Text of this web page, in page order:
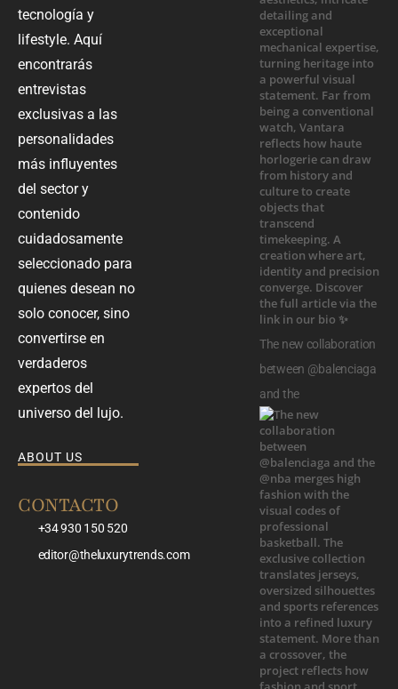
tecnología y
lifestyle. Aquí
encontrarás
entrevistas
exclusivas a las
personalidades
más influyentes
del sector y
contenido
cuidadosamente
seleccionado para
quienes desean no
solo conocer, sino
convertirse en
verdaderos
expertos del
universo del lujo.
ABOUT US
CONTACTO
+34 930 150 520
editor@theluxurytrends.com
The new collaboration
between @balenciaga
and the